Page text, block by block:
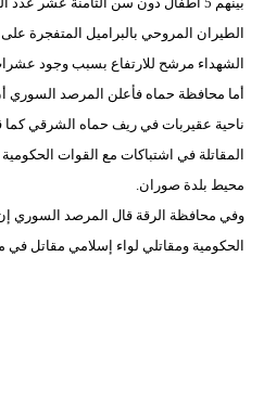
الطيران المروحي بالبراميل المتفجرة
الشهداء مرشح للارتفاع بسبب وجود
أما محافظة حماه فأعلن المرصد
المقاتلة في اشتباكات مع القوات
محيط بلدة صوران.
وفي محافظة الرقة قال المرصد السوري
الحكومية ومقاتلي لواء إسلامي مقاتل